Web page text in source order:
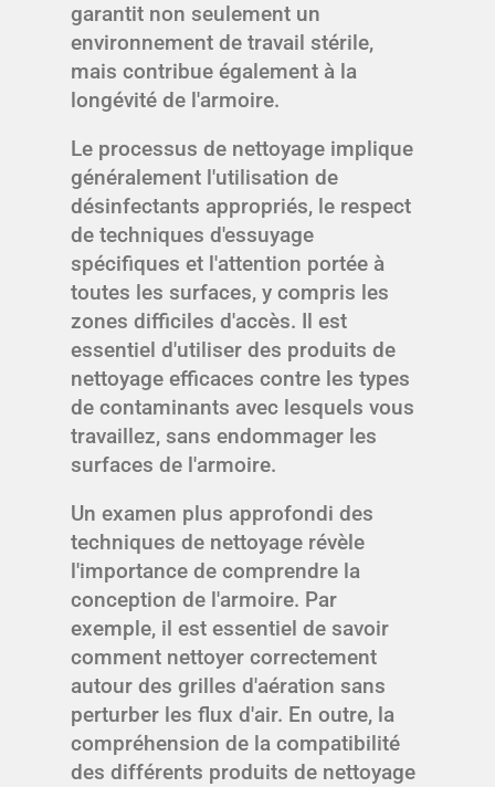
garantit non seulement un
environnement de travail stérile,
mais contribue également à la
longévité de l'armoire.
Le processus de nettoyage implique
généralement l'utilisation de
désinfectants appropriés, le respect
de techniques d'essuyage
spécifiques et l'attention portée à
toutes les surfaces, y compris les
zones difficiles d'accès. Il est
essentiel d'utiliser des produits de
nettoyage efficaces contre les types
de contaminants avec lesquels vous
travaillez, sans endommager les
surfaces de l'armoire.
Un examen plus approfondi des
techniques de nettoyage révèle
l'importance de comprendre la
conception de l'armoire. Par
exemple, il est essentiel de savoir
comment nettoyer correctement
autour des grilles d'aération sans
perturber les flux d'air. En outre, la
compréhension de la compatibilité
des différents produits de nettoyage